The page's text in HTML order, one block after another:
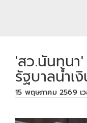
'สว.นันทนา
รัฐบาลน้ำ
15 พฤษภาคม 2569 เว